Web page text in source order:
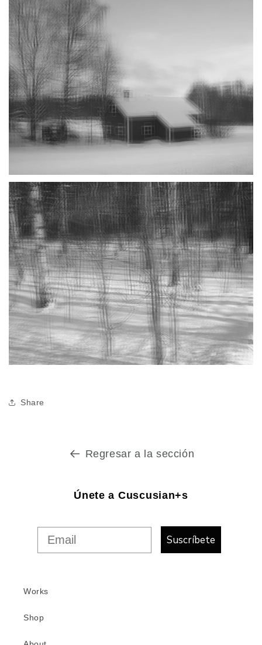
Share
Regresar a la sección
Únete a Cuscusian+s
Suscríbete
Works
Shop